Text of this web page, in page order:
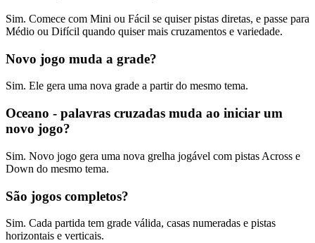
Sim. Comece com Mini ou Fácil se quiser pistas diretas, e passe para
Médio ou Difícil quando quiser mais cruzamentos e variedade.
Novo jogo muda a grade?
Sim. Ele gera uma nova grade a partir do mesmo tema.
Oceano - palavras cruzadas muda ao iniciar um
novo jogo?
Sim. Novo jogo gera uma nova grelha jogável com pistas Across e
Down do mesmo tema.
São jogos completos?
Sim. Cada partida tem grade válida, casas numeradas e pistas
horizontais e verticais.